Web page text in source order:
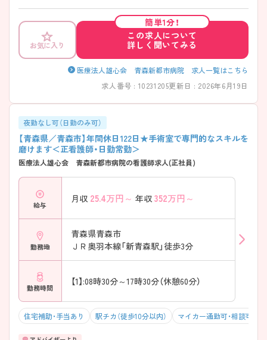
お気に入り
簡単1分！
この求人について
詳しく聞いてみる
医療法人雄心会 青森新都市病院 求人一覧はこちら
求人番号 : 10231205更新日 : 2026年6月19日
夜勤なし可（日勤のみ可）
【青森県／青森市】年間休日122日★手術室で専門的なスキルを
磨けます＜正看護師・日勤常勤＞
医療法人雄心会 青森新都市病院の看護師求人(正社員)
給与
月収 25.4万円～ 年収 352万円～
勤務地
青森県青森市
ＪＲ奥羽本線「新青森駅」徒歩3分
勤務時間
【1】:08時30分～17時30分（休憩60分）
住宅補助・手当あり 駅チカ（徒歩10分以内） マイカー通勤可・相談可